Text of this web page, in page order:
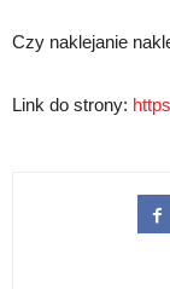
Czy naklejanie
Link do strony: